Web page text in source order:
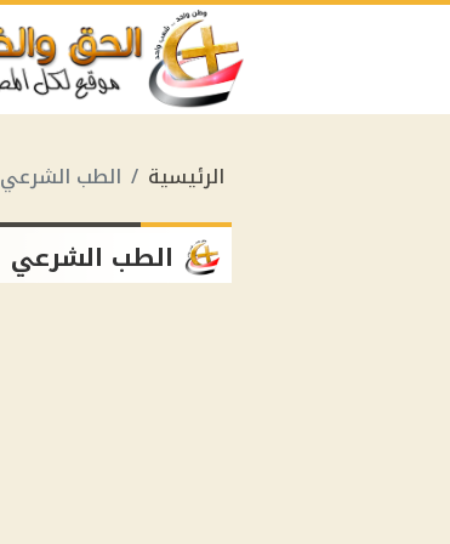
الرئيسية الطب الشرعي
الطب الشرعي